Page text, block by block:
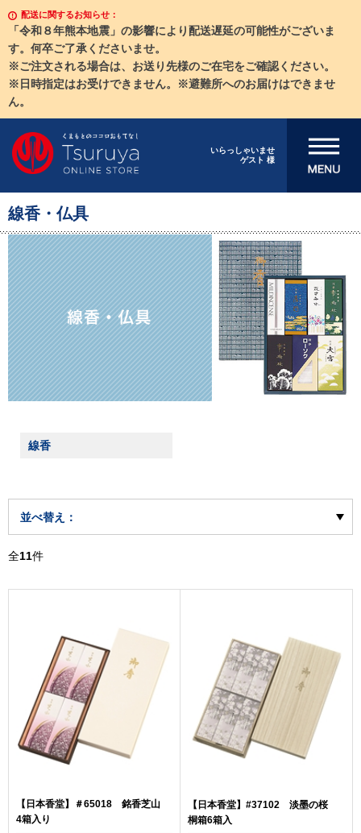
配送に関するお知らせ：
「令和８年熊本地震」の影響により配送遅延の可能性がございま
す。何卒ご了承くださいませ。
※ご注文される場合は、お送り先様のご在宅をご確認ください。
※日時指定はお受けできません。※避難所へのお届けはできませ
ん。
いらっしゃいませ
ゲスト 様
メニューを開
線香・仏具
線香
並べ替え：
全11件
【日本香堂】＃65018 銘香芝山
4箱入り
【日本香堂】#37102 淡墨の桜
桐箱6箱入